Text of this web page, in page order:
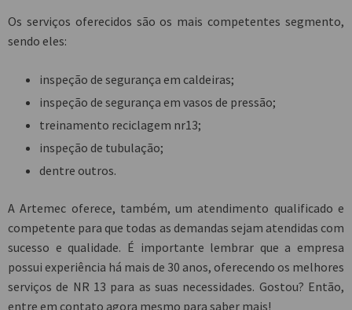
Os serviços oferecidos são os mais competentes segmento,
sendo eles:
inspeção de segurança em caldeiras;
inspeção de segurança em vasos de pressão;
treinamento reciclagem nr13;
inspeção de tubulação;
dentre outros.
A Artemec oferece, também, um atendimento qualificado e
competente para que todas as demandas sejam atendidas com
sucesso e qualidade. É importante lembrar que a empresa
possui experiência há mais de 30 anos, oferecendo os melhores
serviços de NR 13 para as suas necessidades. Gostou? Então,
entre em contato agora mesmo para saber mais!